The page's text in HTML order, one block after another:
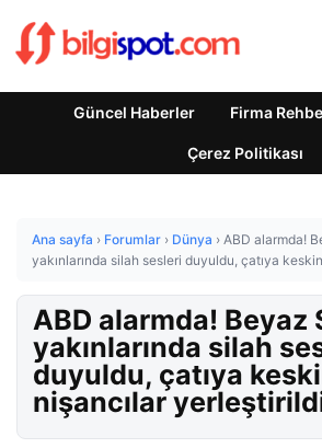
Güncel Haberler Firma
Çerez Politikası
Ana sayfa › Forumlar › Dünya › ABD alarmda!
yakınlarında silah sesleri duyuldu, çatıya
ABD alarmda! Beyaz
yakınlarında silah
duyuldu, çatıya
nişancılar